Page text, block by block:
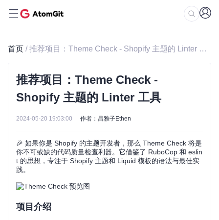
首页 / 推荐项目：Theme Check - Shopify 主题的 Linter 工具
推荐项目：Theme Check -
Shopify 主题的 Linter 工具
2024-05-20 19:03:00 作者：昌雅子Ethen
🎉 如果你是 Shopify 的主题开发者，那么 Theme Check 将是
你不可或缺的代码质量检查利器。它借鉴了 RuboCop 和 eslin
t 的思想，专注于 Shopify 主题和 Liquid 模板的语法与最佳实
践。
项目介绍